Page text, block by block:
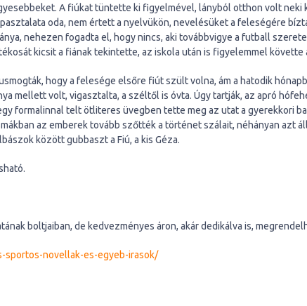
A fiúkat tüntette ki figyelmével, lányból otthon volt neki
oda, nem értett a nyelvükön, nevelésüket a feleségére
nehezen fogadta el, hogy nincs, aki továbbvigye a futball
kicsit a fiának tekintette, az iskola után is figyelemmel követte
hogy a felesége elsőre fiút szült volna, ám a hatodik
mellett volt, vigasztalta, a széltől is óvta. Úgy tartják, az apró
formalinnal telt ötliteres üvegben tette meg az utat a gyerekkori
az emberek tovább szőtték a történet szálait, néhányan azt
között gubbaszt a Fiú, a kis Géza.
boltjaiban, de kedvezményes áron, akár dedikálva is,
sportos-novellak-es-egyeb-irasok/